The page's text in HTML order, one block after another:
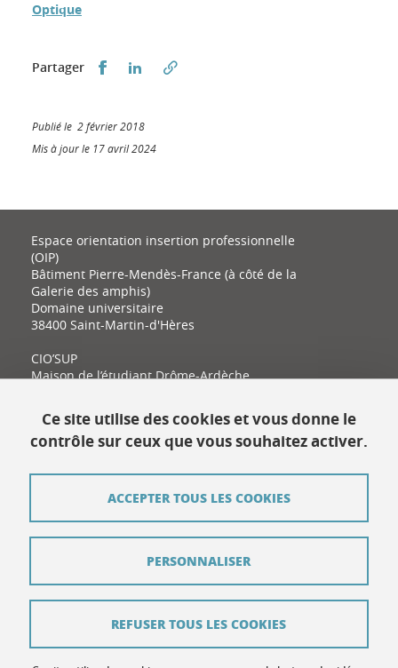
Optique
Partager Partager sur Facebook
Partager sur LinkedIn
Publié le 2 février 2018
Mis à jour le 17 avril 2024
Espace orientation insertion professionnelle
(OIP)
Bâtiment Pierre-Mendès-France (à côté de la
Galerie des amphis)
Domaine universitaire
38400 Saint-Martin-d'Hères
CIO’SUP
Maison de l’étudiant Drôme-Ardèche
26000 Valence
Contact
Mentions légales
Contribuer
Ce site utilise des cookies et vous donne le
contrôle sur ceux que vous souhaitez activer.
ACCEPTER TOUS LES COOKIES
REFUSER TOUS LES COOKIES
PERSONNALISER